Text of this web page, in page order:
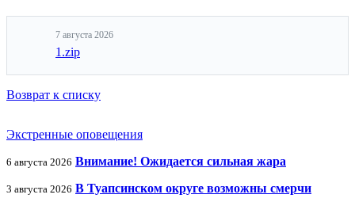
7 августа 2026
1.zip
Возврат к списку
Экстренные оповещения
6 августа 2026 Внимание! Ожидается сильная жара
3 августа 2026 В Туапсинском округе возможны смерчи